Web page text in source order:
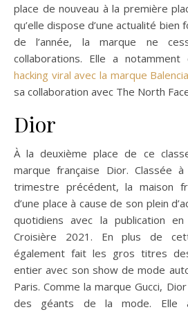
place de nouveau à la première
qu’elle dispose d’une actualité bien
de l’année, la marque ne
collaborations. Elle a notamment
hacking viral avec la marque
sa collaboration avec The North
Dior
À la deuxième place de ce
marque française Dior. Classée
trimestre précédent, la maison
d’une place à cause de son plein
quotidiens avec la publication
Croisière 2021. En plus de
également fait les gros titres
entier avec son show de mode
Paris. Comme la marque Gucci,
des géants de la mode. Elle